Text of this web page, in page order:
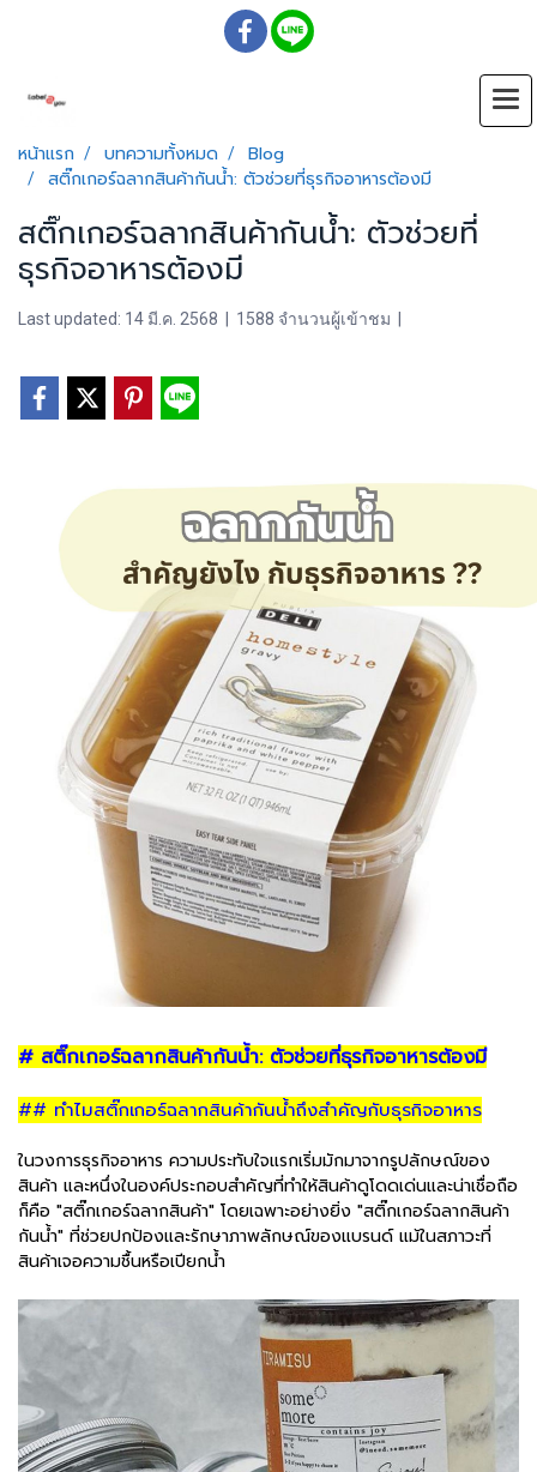
หน้าแรก บทความทั้งหมด
Blog
สติ๊กเกอร์ฉลากสินค้ากันน้ำ: ตัวช่วยที่ธุรกิจอาหารต้องมี
สติ๊กเกอร์ฉลากสินค้ากันน้ำ: ตัวช่วยที่
ธุรกิจอาหารต้องมี
Last updated: 14 มี.ค. 2568 1588 จำนวนผู้เข้าชม
# สติ๊กเกอร์ฉลากสินค้ากันน้ำ: ตัวช่วยที่ธุรกิจอาหารต้องมี
## ทำไมสติ๊กเกอร์ฉลากสินค้ากันน้ำถึงสำคัญกับธุรกิจอาหาร
ในวงการธุรกิจอาหาร ความประทับใจแรกเริ่มมักมาจากรูปลักษณ์ของ
สินค้า และหนึ่งในองค์ประกอบสำคัญที่ทำให้สินค้าดูโดดเด่นและน่าเชื่อถือ
ก็คือ "สติ๊กเกอร์ฉลากสินค้า" โดยเฉพาะอย่างยิ่ง "สติ๊กเกอร์ฉลากสินค้า
กันน้ำ" ที่ช่วยปกป้องและรักษาภาพลักษณ์ของแบรนด์ แม้ในสภาวะที่
สินค้าเจอความชื้นหรือเปียกน้ำ